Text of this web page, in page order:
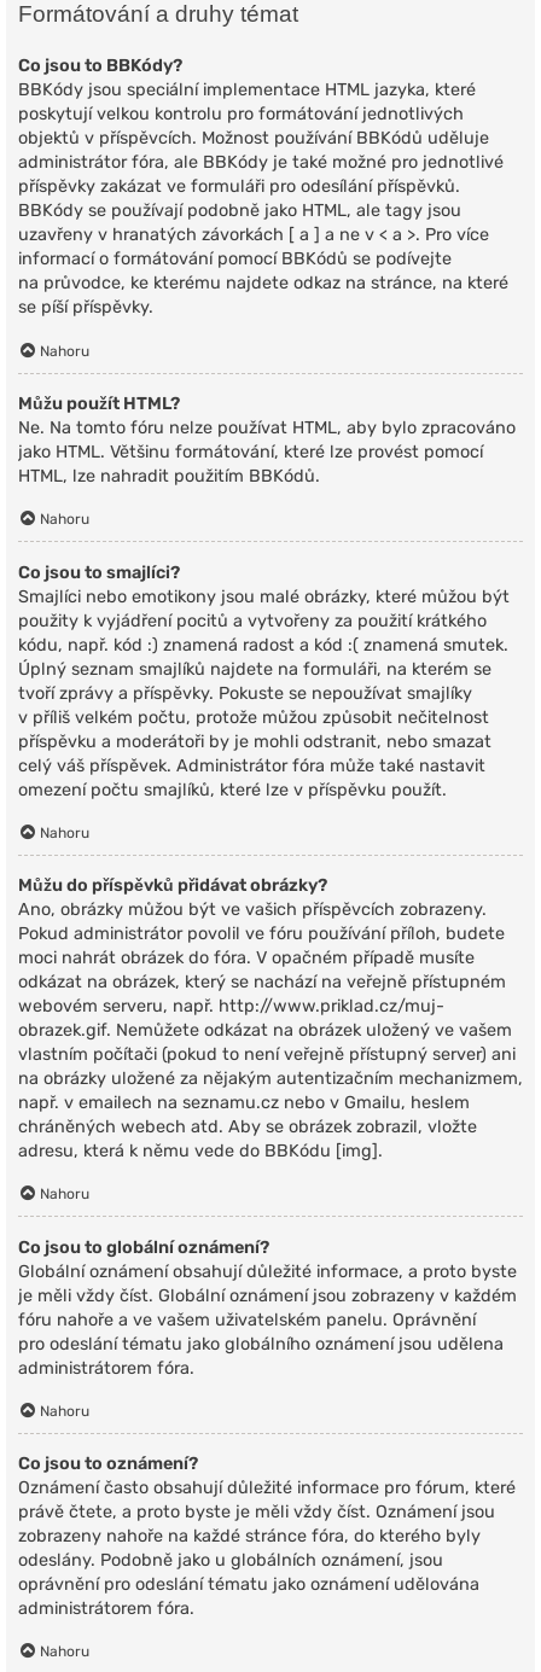
Formátování a druhy témat
Co jsou to BBKódy?
BBKódy jsou speciální implementace HTML jazyka, které
poskytují velkou kontrolu pro formátování jednotlivých
objektů v příspěvcích. Možnost používání BBKódů uděluje
administrátor fóra, ale BBKódy je také možné pro jednotlivé
příspěvky zakázat ve formuláři pro odesílání příspěvků.
BBKódy se používají podobně jako HTML, ale tagy jsou
uzavřeny v hranatých závorkách [ a ] a ne v < a >. Pro více
informací o formátování pomocí BBKódů se podívejte
na průvodce, ke kterému najdete odkaz na stránce, na které
se píší příspěvky.
Nahoru
Můžu použít HTML?
Ne. Na tomto fóru nelze používat HTML, aby bylo zpracováno
jako HTML. Většinu formátování, které lze provést pomocí
HTML, lze nahradit použitím BBKódů.
Nahoru
Co jsou to smajlíci?
Smajlíci nebo emotikony jsou malé obrázky, které můžou být
použity k vyjádření pocitů a vytvořeny za použití krátkého
kódu, např. kód :) znamená radost a kód :( znamená smutek.
Úplný seznam smajlíků najdete na formuláři, na kterém se
tvoří zprávy a příspěvky. Pokuste se nepoužívat smajlíky
v příliš velkém počtu, protože můžou způsobit nečitelnost
příspěvku a moderátoři by je mohli odstranit, nebo smazat
celý váš příspěvek. Administrátor fóra může také nastavit
omezení počtu smajlíků, které lze v příspěvku použít.
Nahoru
Můžu do příspěvků přidávat obrázky?
Ano, obrázky můžou být ve vašich příspěvcích zobrazeny.
Pokud administrátor povolil ve fóru používání příloh, budete
moci nahrát obrázek do fóra. V opačném případě musíte
odkázat na obrázek, který se nachází na veřejně přístupném
webovém serveru, např. http://www.priklad.cz/muj-
obrazek.gif. Nemůžete odkázat na obrázek uložený ve vašem
vlastním počítači (pokud to není veřejně přístupný server) ani
na obrázky uložené za nějakým autentizačním mechanizmem,
např. v emailech na seznamu.cz nebo v Gmailu, heslem
chráněných webech atd. Aby se obrázek zobrazil, vložte
adresu, která k němu vede do BBKódu [img].
Nahoru
Co jsou to globální oznámení?
Globální oznámení obsahují důležité informace, a proto byste
je měli vždy číst. Globální oznámení jsou zobrazeny v každém
fóru nahoře a ve vašem uživatelském panelu. Oprávnění
pro odeslání tématu jako globálního oznámení jsou udělena
administrátorem fóra.
Nahoru
Co jsou to oznámení?
Oznámení často obsahují důležité informace pro fórum, které
právě čtete, a proto byste je měli vždy číst. Oznámení jsou
zobrazeny nahoře na každé stránce fóra, do kterého byly
odeslány. Podobně jako u globálních oznámení, jsou
oprávnění pro odeslání tématu jako oznámení udělována
administrátorem fóra.
Nahoru